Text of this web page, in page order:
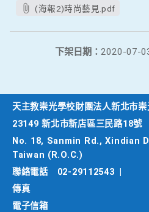
(海報2)時尚藝見.pdf
下架日期： 2020-07-
天主教崇光學校財團法人新北市
23149 新北市新店區三民路18號
No. 18, Sanmin Rd., Xindian
Taiwan (R.O.C.)
聯絡電話
02-29112543
傳真
電子信箱